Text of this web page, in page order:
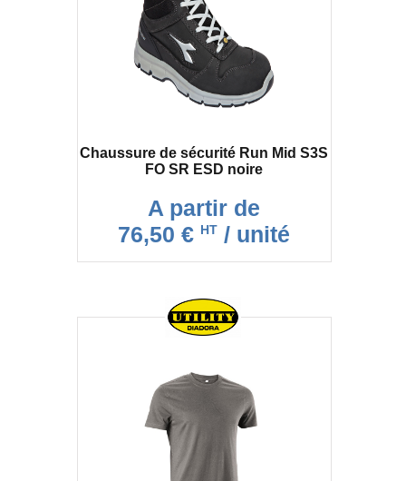
Chaussure de sécurité Run Mid S3S
FO SR ESD noire
A partir de
76,50 € HT / unité